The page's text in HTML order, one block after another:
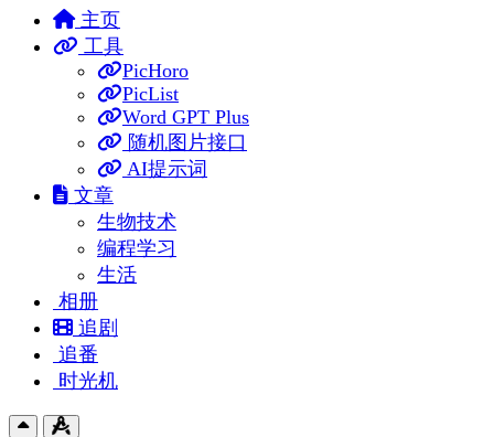
主页
工具
PicHoro
PicList
Word GPT Plus
随机图片接口
AI提示词
文章
生物技术
编程学习
生活
相册
追剧
追番
时光机